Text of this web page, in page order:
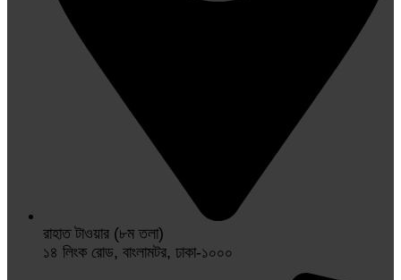
রাহাত টাওয়ার (৮ম তলা)
১৪ লিংক রোড, বাংলামটর, ঢাকা-১০০০